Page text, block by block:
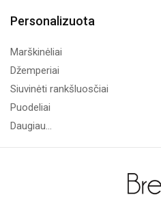
Personalizuota
Marškinėliai
Džemperiai
Siuvinėti rankšluosčiai
Puodeliai
Daugiau...